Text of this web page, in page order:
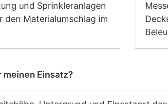
und Sprinkleranlagen
den Materialumschlag im
Einsatz?